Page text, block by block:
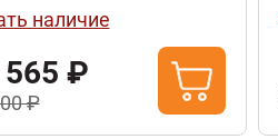
наличие
565 ₽
₽